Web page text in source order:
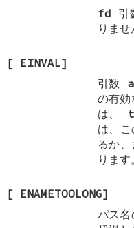
fd 引
りませ
[ EINVAL]
引数
の有
は、
は、
るか
ります。
[ ENAMETOOLONG]
パス